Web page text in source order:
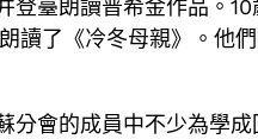
登臺朗讀普希金作品。
讀了《冷冬母親》。他
分會的成員中不少為學